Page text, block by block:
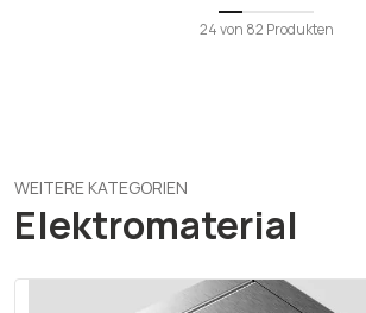
24von 82 Produkten
WEITERE KATEGORIEN
Elektromaterial